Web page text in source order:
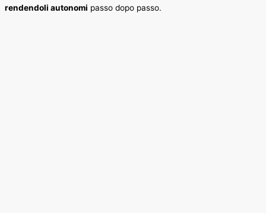
rendendoli autonomi passo dopo passo.